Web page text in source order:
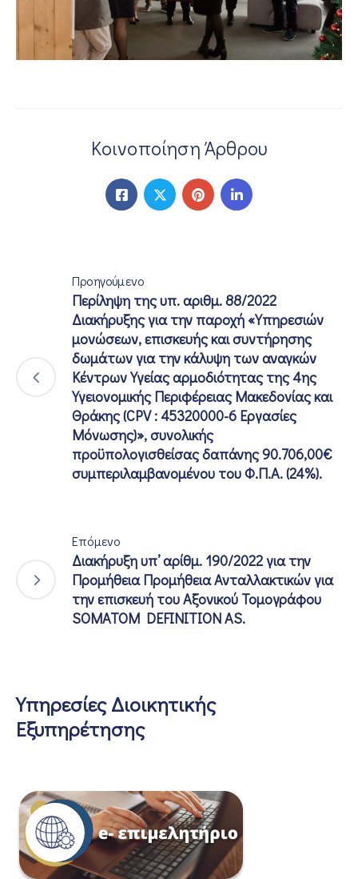
Κοινοποίηση Άρθρου
Προηγούμενο
Περίληψη της υπ. αριθμ. 88/2022
Διακήρυξης για την παροχή «Υπηρεσιών
μονώσεων, επισκευής και συντήρησης
δωμάτων για την κάλυψη των αναγκών
Κέντρων Υγείας αρμοδιότητας της 4ης
Υγειονομικής Περιφέρειας Μακεδονίας και
Θράκης (CPV : 45320000-6 Εργασίες
Μόνωσης)», συνολικής
προϋπολογισθείσας δαπάνης 90.706,00€
συμπεριλαμβανομένου του Φ.Π.Α. (24%).
Επόμενο
Διακήρυξη υπ’ αρίθμ. 190/2022 για την
Προμήθεια Προμήθεια Ανταλλακτικών για
την επισκευή του Αξονικού Τομογράφου
SOMATOM DEFINITION AS.
Υπηρεσίες Διοικητικής
Εξυπηρέτησης